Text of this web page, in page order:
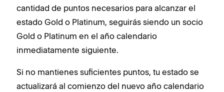
cantidad de puntos necesarios para alcanzar el
estado Gold o Platinum, seguirás siendo un socio
Gold o Platinum en el año calendario
inmediatamente siguiente.
Si no mantienes suficientes puntos, tu estado se
actualizará al comienzo del nuevo año calendario